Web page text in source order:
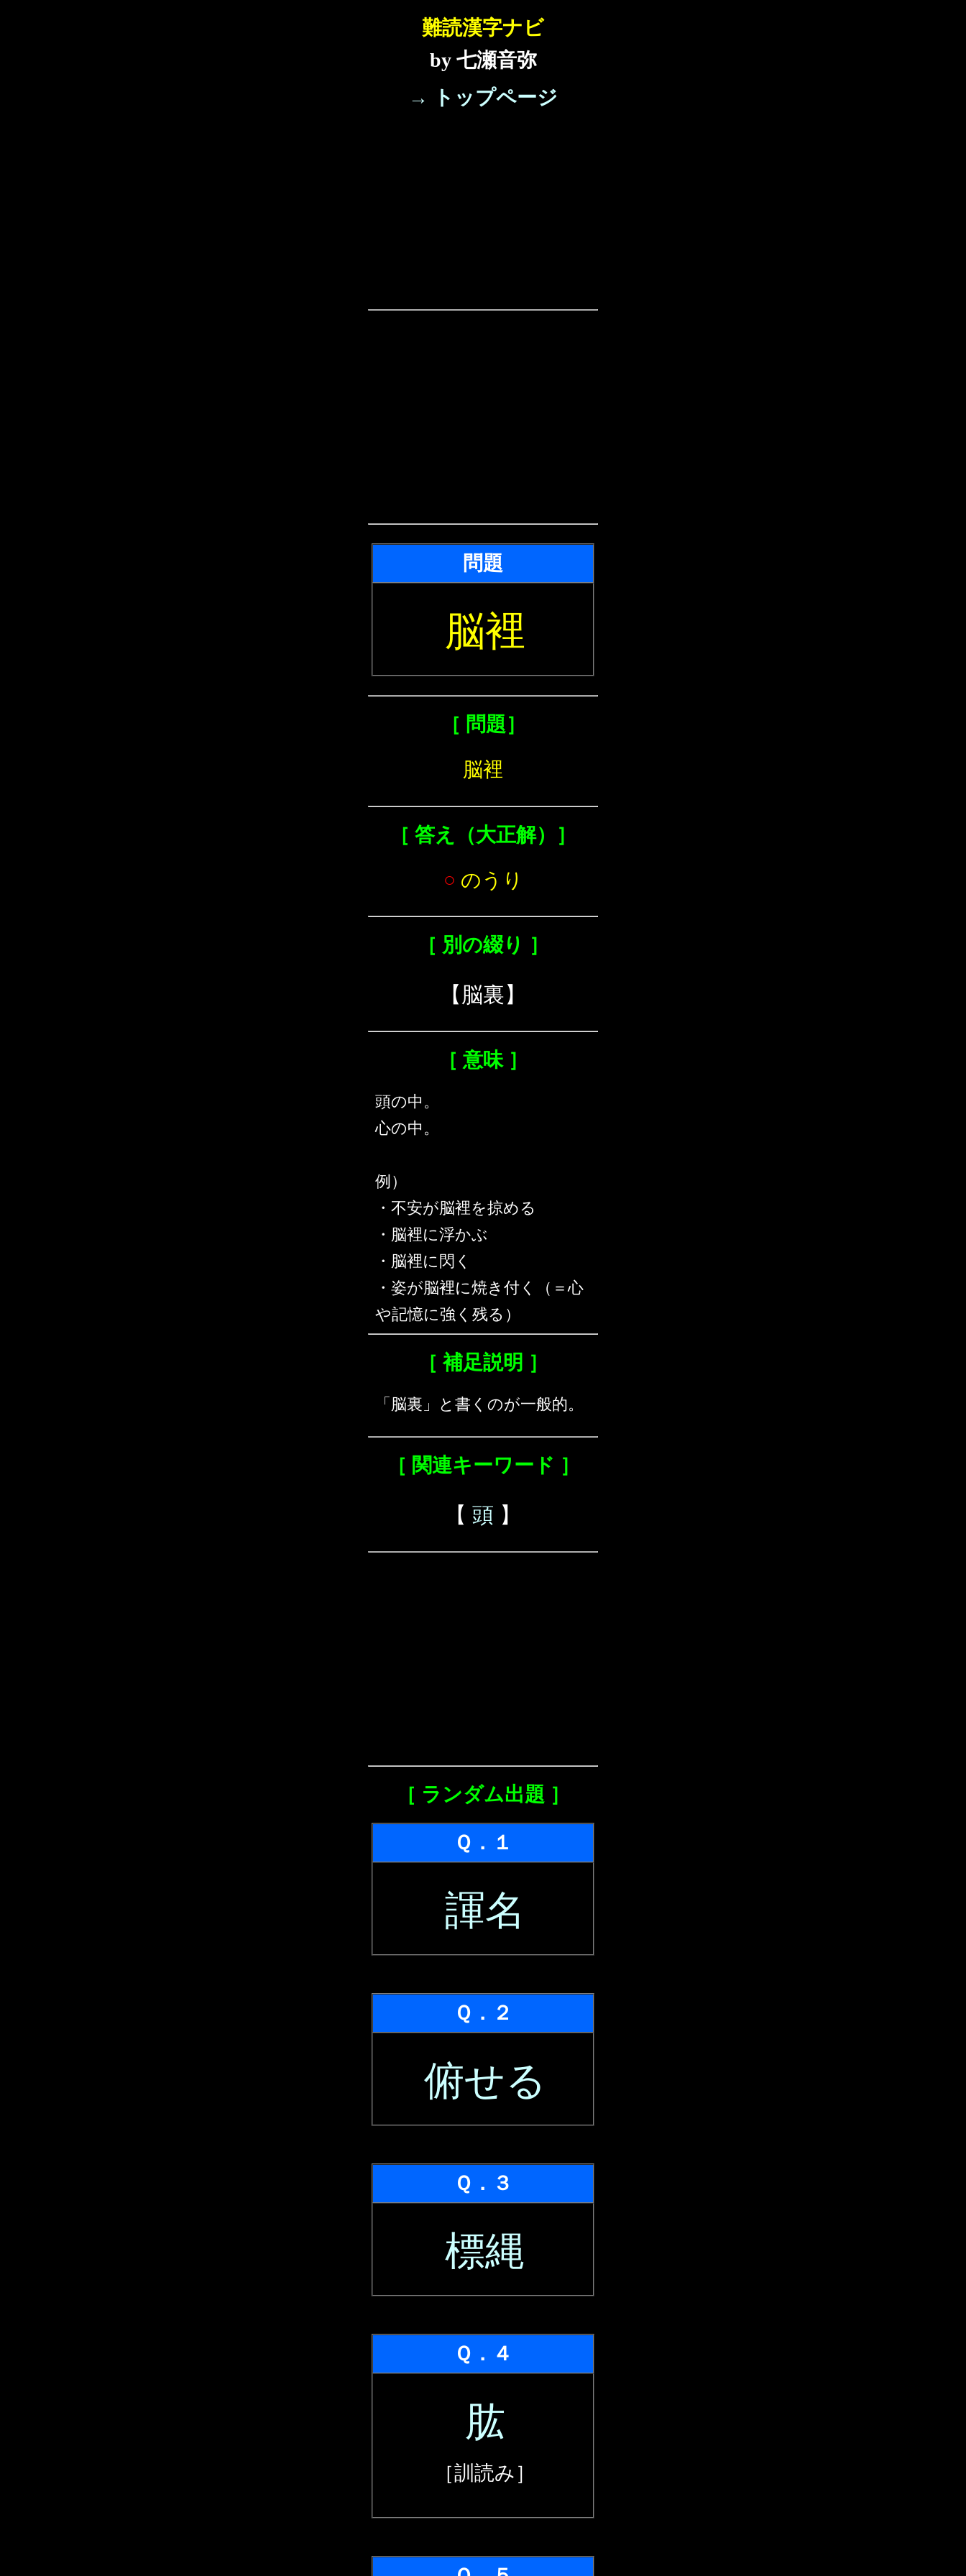
難読漢字ナビ
by 七瀬音弥
→ トップページ
問題
脳裡
［ 問題］
脳裡
［ 答え（大正解）］
○ のうり
［ 別の綴り ］
【脳裏】
［ 意味 ］
頭の中。
心の中。
例）
・不安が脳裡を掠める
・脳裡に浮かぶ
・脳裡に閃く
・姿が脳裡に焼き付く（＝心
や記憶に強く残る）
［ 補足説明 ］
「脳裏」と書くのが一般的。
［ 関連キーワード ］
【 頭 】
［ ランダム出題 ］
Ｑ．１
諢名
Ｑ．２
俯せる
Ｑ．３
標縄
Ｑ．４
肱
［訓読み］